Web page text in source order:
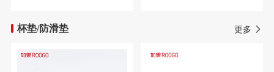
杯垫/防滑垫 更多